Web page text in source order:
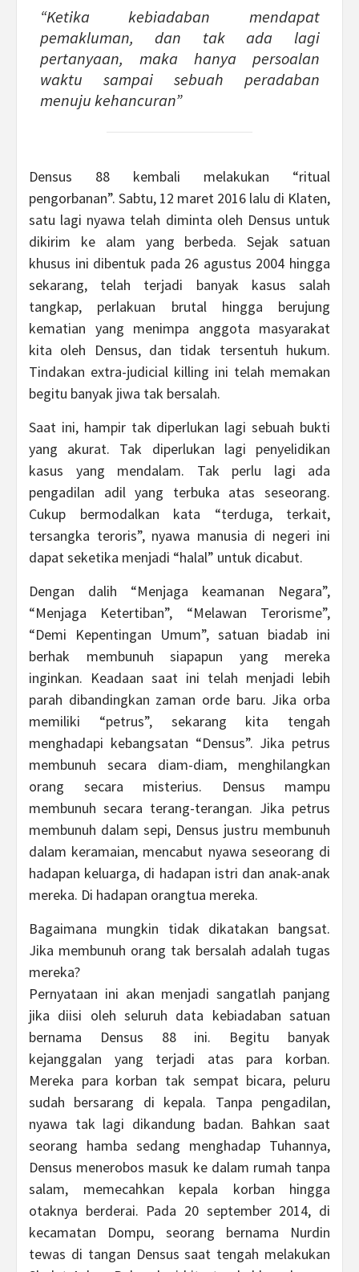
“Ketika kebiadaban mendapat
pemakluman, dan tak ada lagi
pertanyaan, maka hanya persoalan
waktu sampai sebuah peradaban
menuju kehancuran”
Densus 88 kembali melakukan “ritual
pengorbanan”. Sabtu, 12 maret 2016 lalu di Klaten,
satu lagi nyawa telah diminta oleh Densus untuk
dikirim ke alam yang berbeda. Sejak satuan
khusus ini dibentuk pada 26 agustus 2004 hingga
sekarang, telah terjadi banyak kasus salah
tangkap, perlakuan brutal hingga berujung
kematian yang menimpa anggota masyarakat
kita oleh Densus, dan tidak tersentuh hukum.
Tindakan extra-judicial killing ini telah memakan
begitu banyak jiwa tak bersalah.
Saat ini, hampir tak diperlukan lagi sebuah bukti
yang akurat. Tak diperlukan lagi penyelidikan
kasus yang mendalam. Tak perlu lagi ada
pengadilan adil yang terbuka atas seseorang.
Cukup bermodalkan kata “terduga, terkait,
tersangka teroris”, nyawa manusia di negeri ini
dapat seketika menjadi “halal” untuk dicabut.
Dengan dalih “Menjaga keamanan Negara”,
“Menjaga Ketertiban”, “Melawan Terorisme”,
“Demi Kepentingan Umum”, satuan biadab ini
berhak membunuh siapapun yang mereka
inginkan. Keadaan saat ini telah menjadi lebih
parah dibandingkan zaman orde baru. Jika orba
memiliki “petrus”, sekarang kita tengah
menghadapi kebangsatan “Densus”. Jika petrus
membunuh secara diam-diam, menghilangkan
orang secara misterius. Densus mampu
membunuh secara terang-terangan. Jika petrus
membunuh dalam sepi, Densus justru membunuh
dalam keramaian, mencabut nyawa seseorang di
hadapan keluarga, di hadapan istri dan anak-anak
mereka. Di hadapan orangtua mereka.
Bagaimana mungkin tidak dikatakan bangsat.
Jika membunuh orang tak bersalah adalah tugas
mereka?
Pernyataan ini akan menjadi sangatlah panjang
jika diisi oleh seluruh data kebiadaban satuan
bernama Densus 88 ini. Begitu banyak
kejanggalan yang terjadi atas para korban.
Mereka para korban tak sempat bicara, peluru
sudah bersarang di kepala. Tanpa pengadilan,
nyawa tak lagi dikandung badan. Bahkan saat
seorang hamba sedang menghadap Tuhannya,
Densus menerobos masuk ke dalam rumah tanpa
salam, memecahkan kepala korban hingga
otaknya berderai. Pada 20 september 2014, di
kecamatan Dompu, seorang bernama Nurdin
tewas di tangan Densus saat tengah melakukan